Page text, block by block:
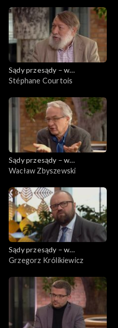
Sądy przesądy – w
powiększeniu
Stéphane Courtois
Sądy przesądy – w
powiększeniu
Wacław Zbyszewski
Sądy przesądy – w
powiększeniu
Grzegorz Królikiewicz